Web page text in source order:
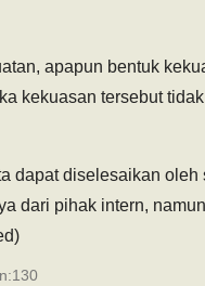
apapun bentuk
kekuasan tersebut
dapat diselesaikan oleh
dari pihak intern,
130